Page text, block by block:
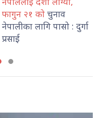
फागुन २१ को चुनाव
नेपालीका लागि पासो : दुर्गा
प्रसाई